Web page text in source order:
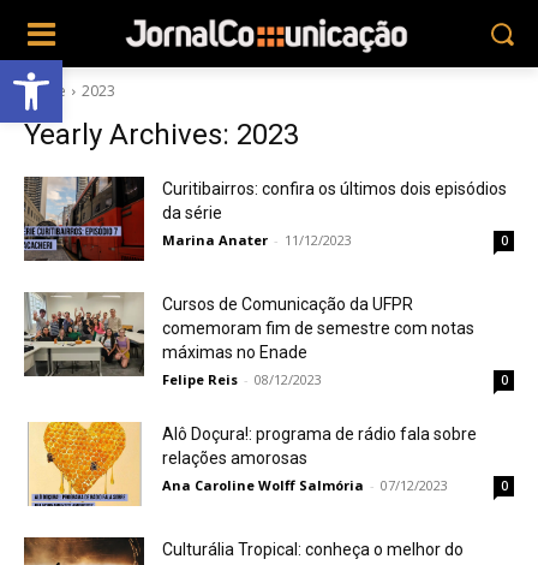
Abrir a barra de ferramentas
Home 2023
Yearly Archives: 2023
Curitibairros: confira os últimos dois episódios
da série
Marina Anater - 11/12/2023 0
Cursos de Comunicação da UFPR
comemoram fim de semestre com notas
máximas no Enade
Felipe Reis - 08/12/2023 0
Alô Doçura!: programa de rádio fala sobre
relações amorosas
Ana Caroline Wolff Salmória - 07/12/2023 0
Culturália Tropical: conheça o melhor do